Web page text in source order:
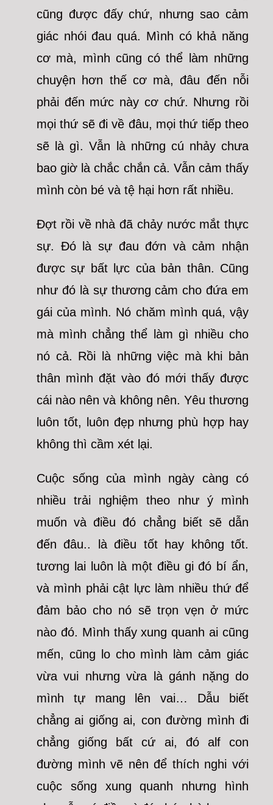
cũng được đấy chứ, nhưng sao cảm
giác nhói đau quá. Mình có khả năng
cơ mà, mình cũng có thể làm những
chuyện hơn thế cơ mà, đâu đến nỗi
phải đến mức này cơ chứ. Nhưng rồi
mọi thứ sẽ đi về đâu, mọi thứ tiếp theo
sẽ là gì. Vẫn là những cú nhảy chưa
bao giờ là chắc chắn cả. Vẫn cảm thấy
mình còn bé và tệ hại hơn rất nhiều.
Đợt rồi về nhà đã chảy nước mắt thực
sự. Đó là sự đau đớn và cảm nhận
được sự bất lực của bản thân. Cũng
như đó là sự thương cảm cho đứa em
gái của mình. Nó chăm mình quá, vậy
mà mình chẳng thể làm gì nhiều cho
nó cả. Rồi là những việc mà khi bản
thân mình đặt vào đó mới thấy được
cái nào nên và không nên. Yêu thương
luôn tốt, luôn đẹp nhưng phù hợp hay
không thì cầm xét lại.
Cuộc sống của mình ngày càng có
nhiều trải nghiệm theo như ý mình
muốn và điều đó chẳng biết sẽ dẫn
đến đâu.. là điều tốt hay không tốt.
tương lai luôn là một điều gi đó bí ẩn,
và mình phải cật lực làm nhiều thứ để
đảm bảo cho nó sẽ trọn vẹn ở mức
nào đó. Mình thấy xung quanh ai cũng
mến, cũng lo cho mình làm cảm giác
vừa vui nhưng vừa là gánh nặng do
mình tự mang lên vai… Dẫu biết
chẳng ai giống ai, con đường mình đi
chẳng giống bất cứ ai, đó alf con
đường mình vẽ nên để thích nghi với
cuộc sống xung quanh nhưng hình